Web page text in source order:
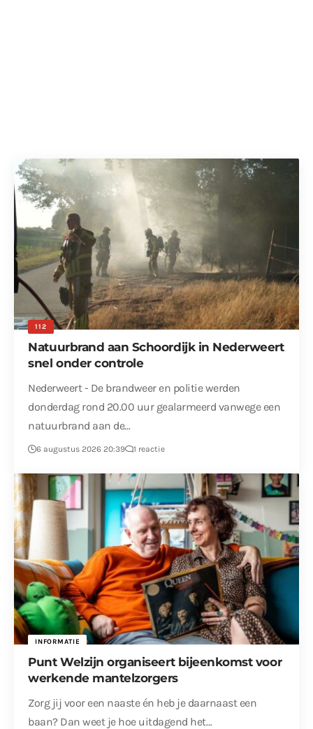
112
Natuurbrand aan Schoordijk in Nederweert
snel onder controle
Nederweert - De brandweer en politie werden
donderdag rond 20.00 uur gealarmeerd vanwege een
natuurbrand aan de…
6 augustus 2026 20:39 1 reactie
INFORMATIE
Punt Welzijn organiseert bijeenkomst voor
werkende mantelzorgers
Zorg jij voor een naaste én heb je daarnaast een
baan? Dan weet je hoe uitdagend het…